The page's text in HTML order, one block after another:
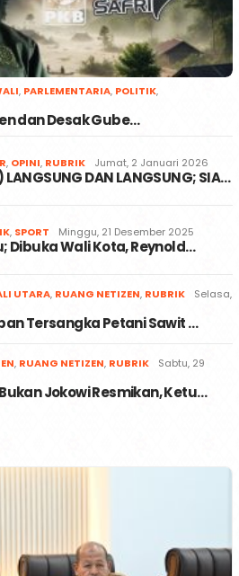
, PARLEMENTARIA, POLITIK,
dan Desak Gube…
, OPINI, RUBRIK Jumat, 2 Januari 2026
LANGSUNG DAN LANGSUNG; SIA…
, SPORT Minggu, 21 Desember 2025
Dibuka Wali Kota, Reynold…
UTARA, RUANG NETIZEN, RUBRIK
Selasa,
Tersangka Petani Sawit …
, RUANG NETIZEN, RUBRIK
Sabtu, 29
Jokowi Resmikan, Ketu…